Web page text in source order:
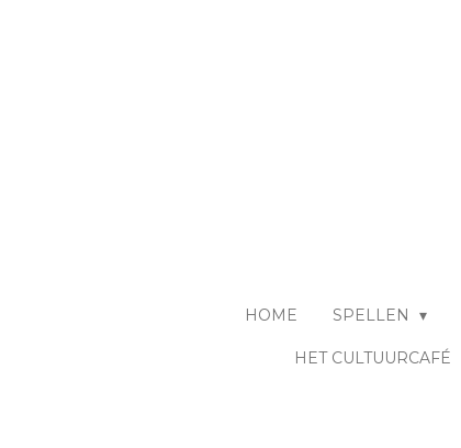
HOME SPELLEN
HET CULTUURCAFÉ